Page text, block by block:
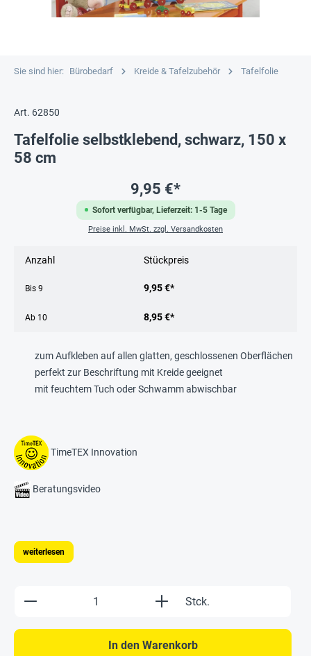
Sie sind hier: Bürobedarf Kreide & Tafelzubehör Tafelfolie
Art. 62850
Tafelfolie selbstklebend, schwarz, 150 x
58 cm
Sofort verfügbar, Lieferzeit: 1-5 Tage
9,95 €*
Preise inkl. MwSt. zzgl. Versandkosten
Anzahl Stückpreis
Bis 9 9,95 €*
Ab 10 8,95 €*
zum Aufkleben auf allen glatten, geschlossenen Oberflächen
perfekt zur Beschriftung mit Kreide geeignet
mit feuchtem Tuch oder Schwamm abwischbar
TimeTEX Innovation
Beratungsvideo
weiterlesen
Produkt Anzahl: Gib den gewünschten
Stck.
In den Warenkorb